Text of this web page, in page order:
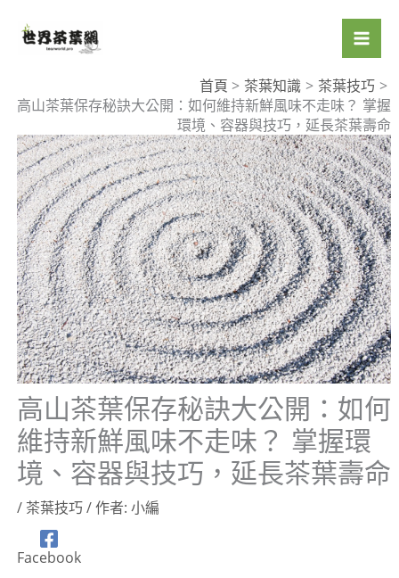
首頁 茶葉知識
茶葉技巧
高山茶葉保存秘訣大公開：如何維持新鮮風味不走味？ 掌握
環境、容器與技巧，延長茶葉壽命
高山茶葉保存秘訣大公開：如何
維持新鮮風味不走味？ 掌握環
境、容器與技巧，延長茶葉壽命
/ 茶葉技巧/ 作者: 小編
Facebook